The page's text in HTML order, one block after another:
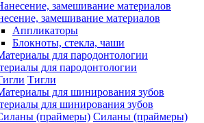
замешивание материалов
Аппликаторы
Блокноты, стекла, чаши
для пародонтологии
Тигли
для шинирования зубов
Силаны (праймеры)